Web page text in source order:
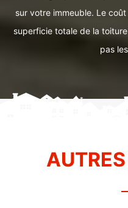
sur votre immeuble. Le
superficie totale de la
pas